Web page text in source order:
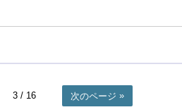
3/ 16 次のページ